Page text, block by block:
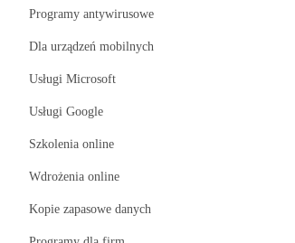
Programy antywirusowe
Dla urządzeń mobilnych
Usługi Microsoft
Usługi Google
Szkolenia online
Wdrożenia online
Kopie zapasowe danych